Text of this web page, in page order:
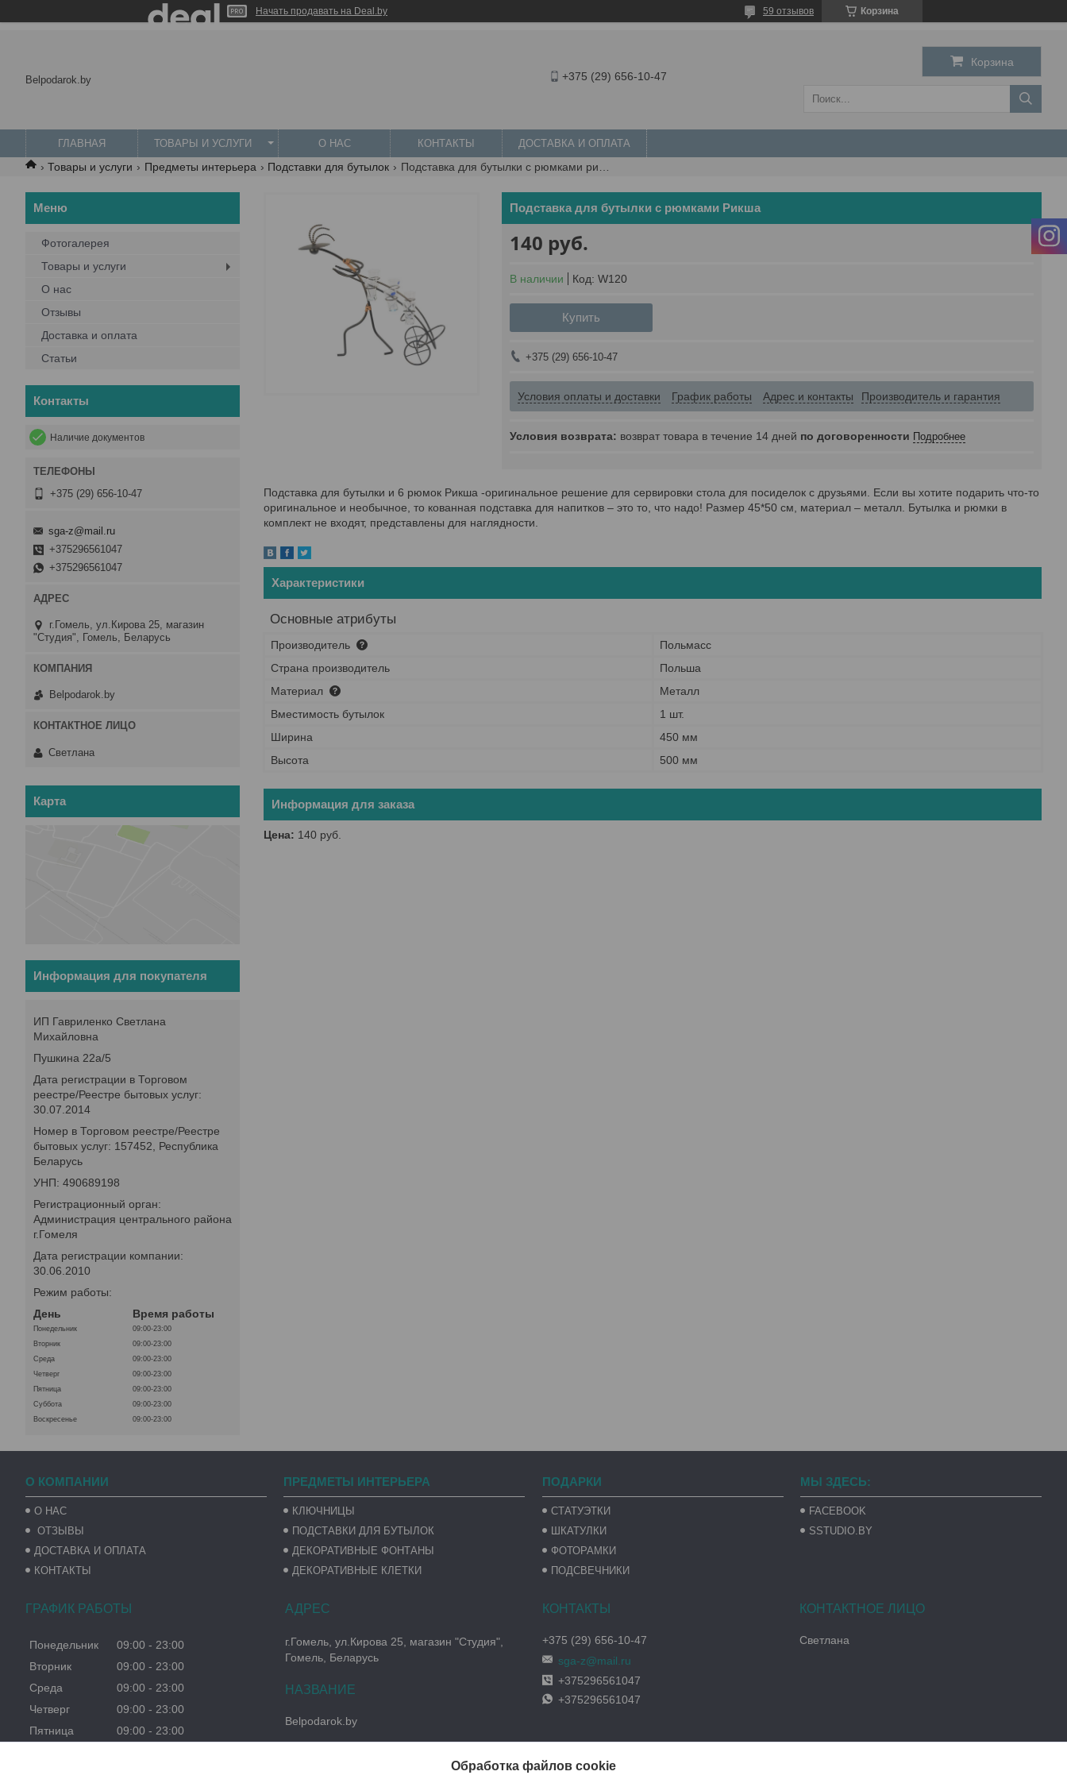
Начать продавать на Deal.by Корзина
59 отзывов
Belpodarok.by +375 (29) 656-10-47
Корзина
ГЛАВНАЯ ТОВАРЫ И УСЛУГИ О НАС КОНТАКТЫ ДОСТАВКА И ОПЛАТА
Товары и услуги Предметы интерьера Подставки для бутылок
Подставка для бутылки с рюмками Рикша
140 руб.
В наличии Код: W120
Купить
+375 (29) 656-10-47
Условия оплаты и доставки График работы Адрес и контакты Производитель и гарантия
возврат товара в течение 14 дней по договоренности Подробнее
Подставка для бутылки и 6 рюмок Рикша -оригинальное решение для сервировки стола для посиделок с друзьями. Если вы хотите подарить что-то
оригинальное и необычное, то кованная подставка для напитков – это то, что надо! Размер 45*50 см, материал – металл. Бутылка и рюмки в
комплект не входят, представлены для наглядности.
Характеристики
Основные атрибуты
Производитель
Польмасс
Страна производитель
Польша
Материал
Металл
Вместимость бутылок
1 шт.
Ширина
450 мм
Высота
500 мм
Информация для заказа
Цена: 140 руб.
Фотогалерея
Товары и услуги
О нас
Отзывы
Доставка и оплата
Статьи
Контакты
Наличие документов
+375 (29) 656-10-47
sga-z@mail.ru
+375296561047
+375296561047
г.Гомель, ул.Кирова 25, магазин
"Студия", Гомель, Беларусь
Belpodarok.by
Светлана
Карта
Информация для покупателя
ИП Гавриленко Светлана
Михайловна
Пушкина 22а/5
Дата регистрации в Торговом
реестре/Реестре бытовых услуг:
30.07.2014
Номер в Торговом реестре/Реестре
бытовых услуг: 157452, Республика
Беларусь
УНП: 490689198
Регистрационный орган:
Администрация центрального района
г.Гомеля
Дата регистрации компании:
30.06.2010
Режим работы:
День
Время работы
Понедельник
09:00-23:00
Вторник
09:00-23:00
Среда
09:00-23:00
Четверг
09:00-23:00
Пятница
09:00-23:00
Суббота
09:00-23:00
Воскресенье
09:00-23:00
О КОМПАНИИ
О НАС
ОТЗЫВЫ
ДОСТАВКА И ОПЛАТА
КОНТАКТЫ
ПРЕДМЕТЫ ИНТЕРЬЕРА
КЛЮЧНИЦЫ
ПОДСТАВКИ ДЛЯ БУТЫЛОК
ДЕКОРАТИВНЫЕ ФОНТАНЫ
ДЕКОРАТИВНЫЕ КЛЕТКИ
ПОДАРКИ
СТАТУЭТКИ
ШКАТУЛКИ
ФОТОРАМКИ
ПОДСВЕЧНИКИ
МЫ ЗДЕСЬ:
FACEBOOK
SSTUDIO.BY
ГРАФИК РАБОТЫ
Понедельник 09:00
23:00
Вторник
09:00
23:00
Среда
09:00
23:00
Четверг
09:00
23:00
Пятница
09:00
23:00
г.Гомель, ул.Кирова 25, магазин "Студия",
Гомель, Беларусь
Belpodarok.by
+375 (29) 656-10-47
sga-z@mail.ru
+375296561047
+375296561047
Светлана
Обработка файлов cookie